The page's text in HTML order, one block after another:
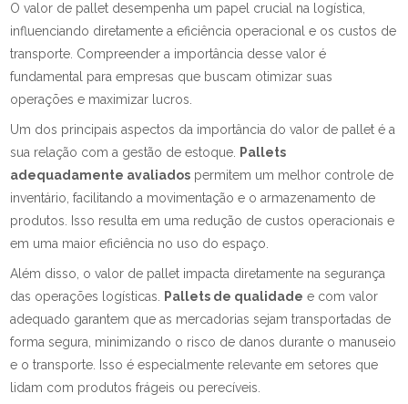
O valor de pallet desempenha um papel crucial na logística,
influenciando diretamente a eficiência operacional e os custos de
transporte. Compreender a importância desse valor é
fundamental para empresas que buscam otimizar suas
operações e maximizar lucros.
Um dos principais aspectos da importância do valor de pallet é a
sua relação com a gestão de estoque.
Pallets
adequadamente avaliados permitem um melhor controle de
inventário, facilitando a movimentação e o armazenamento de
produtos. Isso resulta em uma redução de custos operacionais e
em uma maior eficiência no uso do espaço.
Além disso, o valor de pallet impacta diretamente na segurança
das operações logísticas.
Pallets de qualidade e com valor
adequado garantem que as mercadorias sejam transportadas de
forma segura, minimizando o risco de danos durante o manuseio
e o transporte. Isso é especialmente relevante em setores que
lidam com produtos frágeis ou perecíveis.